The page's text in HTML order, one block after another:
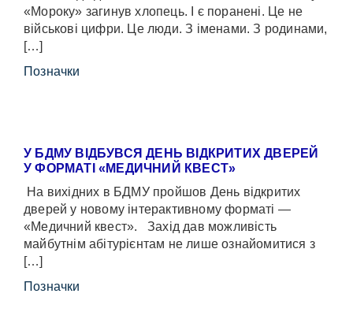
«Мороку» загинув хлопець. І є поранені. Це не
військові цифри. Це люди. З іменами. З родинами,
[…]
Позначки
У БДМУ ВІДБУВСЯ ДЕНЬ ВІДКРИТИХ ДВЕРЕЙ
У ФОРМАТІ «МЕДИЧНИЙ КВЕСТ»
На вихідних в БДМУ пройшов День відкритих
дверей у новому інтерактивному форматі —
«Медичний квест». Захід дав можливість
майбутнім абітурієнтам не лише ознайомитися з
[…]
Позначки